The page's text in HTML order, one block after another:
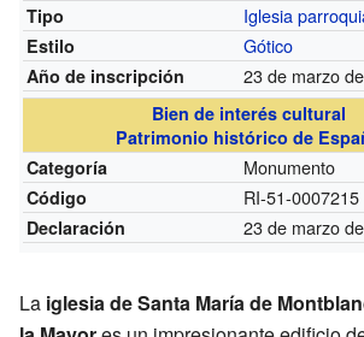
Tipo
Iglesia
Estilo Gótico
Año de inscripción 23 de marzo
Bien de interés cultural
Patrimonio histórico de
Categoría
Monumento
Código RI-51-0007215
Declaración 23 de marzo
La iglesia de Santa María de